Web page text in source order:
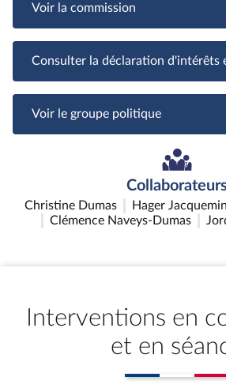
Voir la commission
Consulter la déclaration d'intérêts
Voir le groupe politique
Collaborateurs
Christine Dumas Hager Jacquemin
Clémence Naveys-Dumas
Interventions en
et en